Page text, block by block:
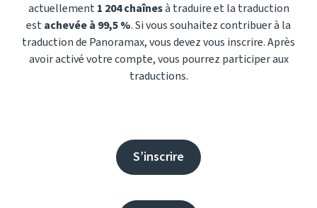
actuellement1 204 chaînesà traduire et la traduction
estachevée à 99,5 %. Si vous souhaitez contribuer à la
traduction de Panoramax, vous devez vous inscrire. Après
avoir activé votre compte, vous pourrez participer aux
traductions.
S’inscrire